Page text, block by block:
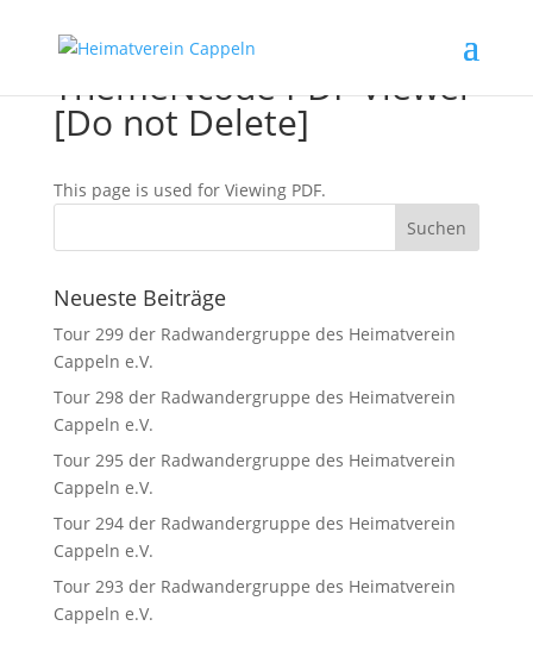
ThemeNcode PDF Viewer
[Do not Delete]
This page is used for Viewing PDF.
Neueste Beiträge
Tour 299 der Radwandergruppe des Heimatverein
Cappeln e.V.
Tour 298 der Radwandergruppe des Heimatverein
Cappeln e.V.
Tour 295 der Radwandergruppe des Heimatverein
Cappeln e.V.
Tour 294 der Radwandergruppe des Heimatverein
Cappeln e.V.
Tour 293 der Radwandergruppe des Heimatverein
Cappeln e.V.